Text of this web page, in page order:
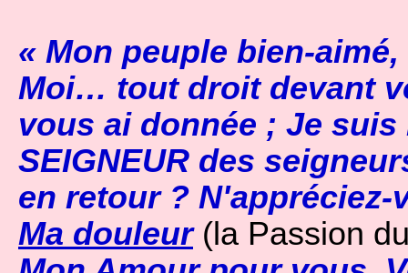
« Mon peuple bien-
Moi… tout droit devant
vous ai donnée ; Je
SEIGNEUR des
en retour ?
Ma douleur (la Passion